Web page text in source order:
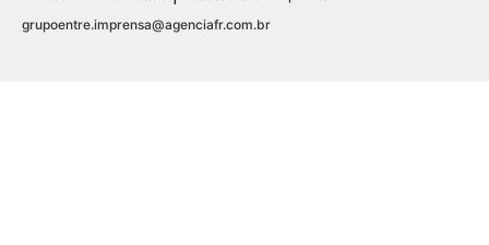
grupoentre.imprensa@agenciafr.com.br